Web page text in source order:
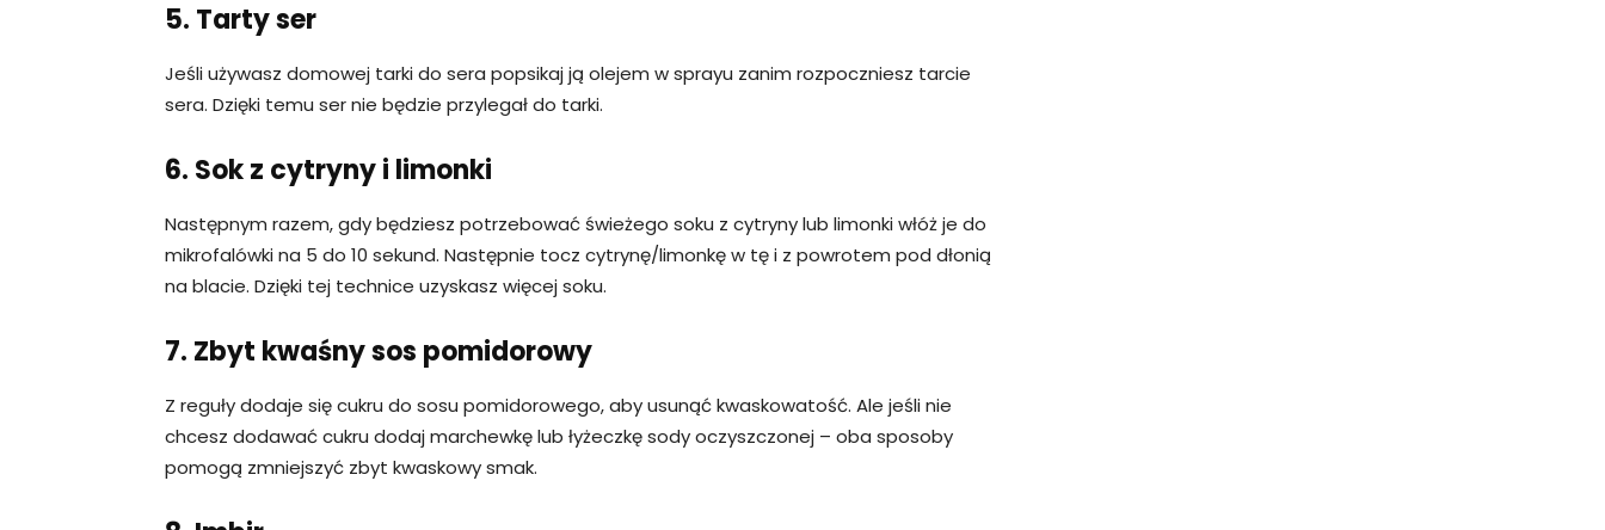
5. Tarty ser
Jeśli używasz domowej tarki do sera popsikaj ją olejem w sprayu zanim rozpoczniesz tarcie
sera. Dzięki temu ser nie będzie przylegał do tarki.
6. Sok z cytryny i limonki
Następnym razem, gdy będziesz potrzebować świeżego soku z cytryny lub limonki włóż je do
mikrofalówki na 5 do 10 sekund. Następnie tocz cytrynę/limonkę w tę i z powrotem pod dłonią
na blacie. Dzięki tej technice uzyskasz więcej soku.
7. Zbyt kwaśny sos pomidorowy
Z reguły dodaje się cukru do sosu pomidorowego, aby usunąć kwaskowatość. Ale jeśli nie
chcesz dodawać cukru dodaj marchewkę lub łyżeczkę sody oczyszczonej – oba sposoby
pomogą zmniejszyć zbyt kwaskowy smak.